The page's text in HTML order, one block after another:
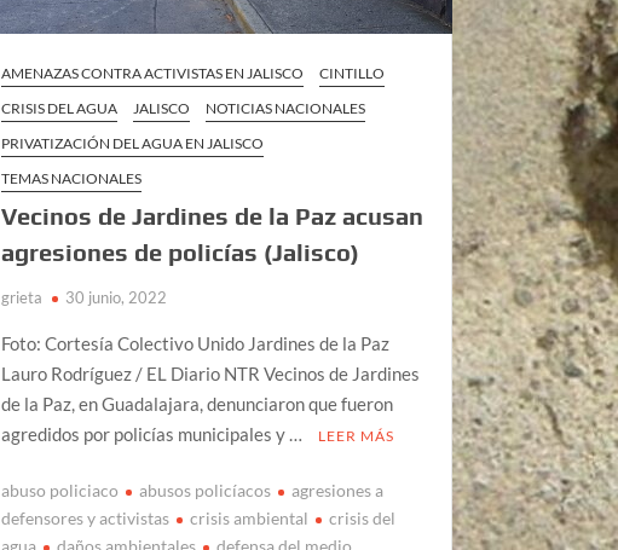
AMENAZAS CONTRA ACTIVISTAS EN JALISCO
CINTILLO
CRISIS DEL AGUA
JALISCO
NOTICIAS NACIONALES
PRIVATIZACIÓN DEL AGUA EN JALISCO
TEMAS NACIONALES
Vecinos de Jardines de la Paz acusan
agresiones de policías (Jalisco)
grieta 30 junio, 2022
Foto: Cortesía Colectivo Unido Jardines de la Paz
Lauro Rodríguez / EL Diario NTR Vecinos de Jardines
de la Paz, en Guadalajara, denunciaron que fueron
agredidos por policías municipales y …
LEER MÁS
abuso policiaco abusos policíacos
agresiones a
defensores y activistas
crisis ambiental
crisis del